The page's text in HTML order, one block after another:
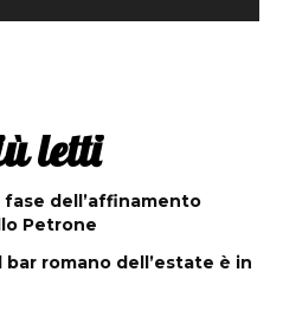
letti
fase dell’affinamento
Petrone
romano dell’estate è in